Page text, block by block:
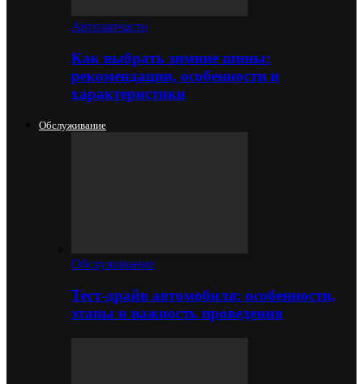
Автозапчасти
Как выбрать зимние шины:
рекомендации, особенности и
характеристики
Обслуживание
Обслуживание
Тест-драйв автомобиля: особенности,
этапы и важность проведения